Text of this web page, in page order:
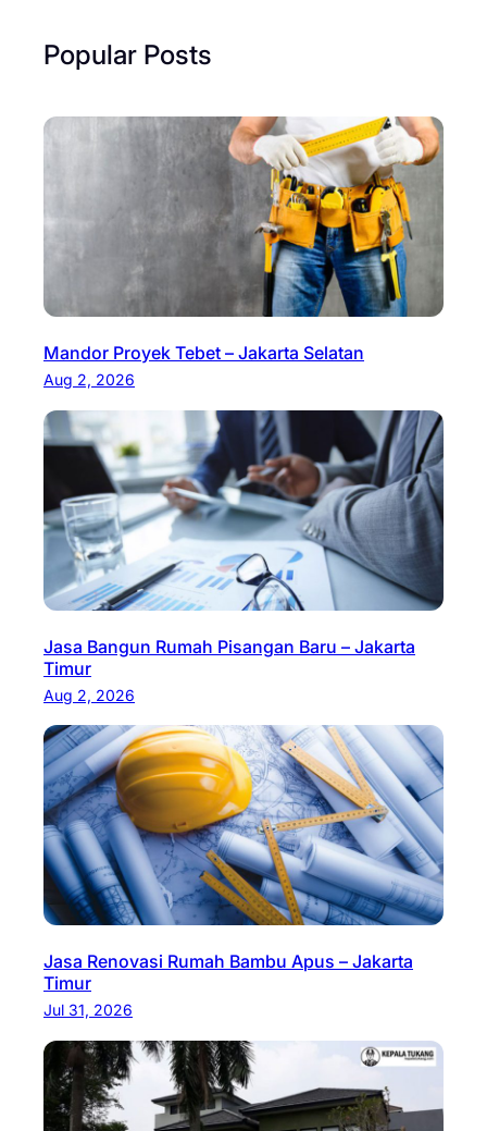
Popular Posts
Mandor Proyek Tebet – Jakarta Selatan
Aug 2, 2026
Jasa Bangun Rumah Pisangan Baru – Jakarta
Timur
Aug 2, 2026
Jasa Renovasi Rumah Bambu Apus – Jakarta
Timur
Jul 31, 2026